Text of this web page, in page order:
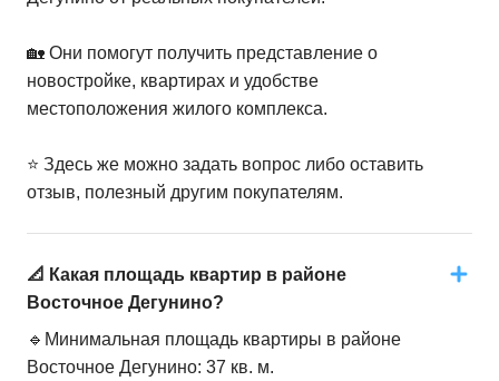
🏡 Они помогут получить представление о
новостройке, квартирах и удобстве
местоположения жилого комплекса.
⭐️ Здесь же можно задать вопрос либо оставить
отзыв, полезный другим покупателям.
📐 Какая площадь квартир в районе
Восточное Дегунино?
🔹Минимальная площадь квартиры в районе
Восточное Дегунино: 37 кв. м.